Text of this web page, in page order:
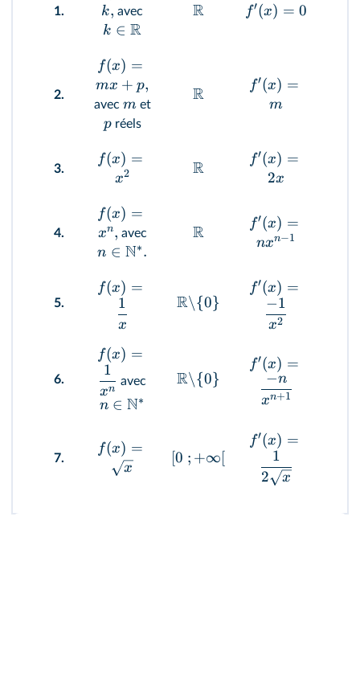
1. k, avec
k ∈ R
R f′(x) = 0
2.
f(x) =
mx + p,
avec met
préels
R f′(x) =
m
3.
f(x) =
x2 R f′(x) =
2x
4.
f(x) =
xn, avec
n ∈ N∗.
R f′(x) =
nxn−1
5.
f(x) =
x
1 R\{0}
f′(x) =
x2
−1
6.
f(x) =
xn
1
avec
n ∈ N∗
R\{0}
f′(x) =
xn+1
−n
7.
f(x) =
x
[0 ; +∞[
f′(x) =
2 x
1